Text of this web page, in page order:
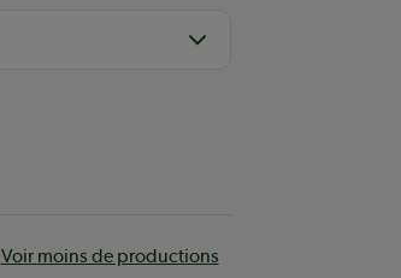
Voir moins de productions